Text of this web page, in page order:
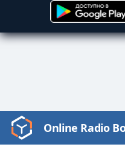
Video
Player
Online Radio